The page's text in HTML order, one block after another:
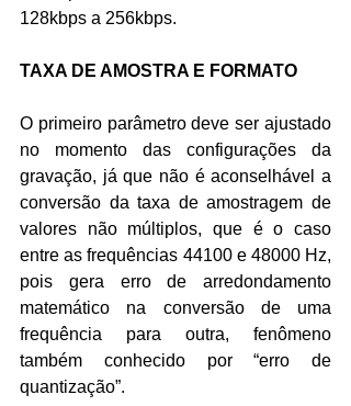
128kbps a 256kbps.
TAXA DE AMOSTRA E FORMATO
O primeiro parâmetro deve ser ajustado
no momento das configurações da
gravação, já que não é aconselhável a
conversão da taxa de amostragem de
valores não múltiplos, que é o caso
entre as frequências 44100 e 48000 Hz,
pois gera erro de arredondamento
matemático na conversão de uma
frequência para outra, fenômeno
também conhecido por “erro de
quantização”.